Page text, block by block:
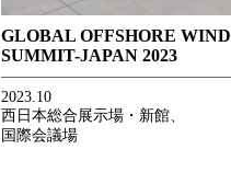
GLOBAL OFFSHORE WIND
SUMMIT-JAPAN 2023
2023.10
西日本総合展示場・新館、
国際会議場